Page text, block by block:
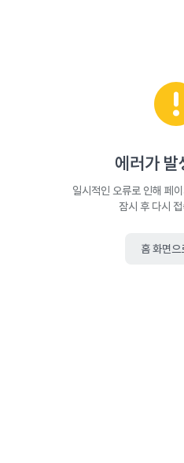
에러가 발
일시적인 오류로 인해 페
잠시 후 다시
홈 화면으